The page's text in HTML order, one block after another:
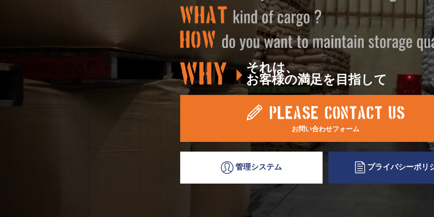
それは、
お客様の満足を目指して
お問い合わせフォーム
管理システム プライバシーポリ